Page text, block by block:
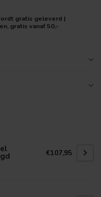
gratis geleverd |
gratis vanaf 50,-
€107,95